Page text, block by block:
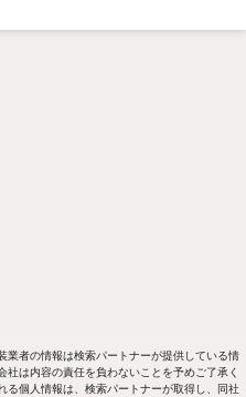
業者の情報は検索パートナーが提供している情
は内容の責任を負わないことを予めご了承く
る個人情報は、検索パートナーが取得し、同社